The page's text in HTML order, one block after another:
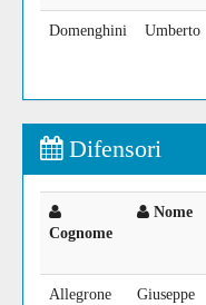
Domenghini Umberto
Difensori
Cognome
Nome
Allegrone Giuseppe